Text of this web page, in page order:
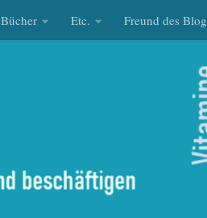
Bücher Etc. Freund des Blog